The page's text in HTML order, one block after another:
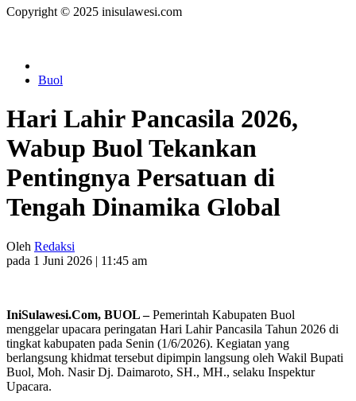
Copyright © 2025 inisulawesi.com
Buol
Hari Lahir Pancasila 2026,
Wabup Buol Tekankan
Pentingnya Persatuan di
Tengah Dinamika Global
Oleh Redaksi
pada 1 Juni 2026 | 11:45 am
IniSulawesi.Com, BUOL –Pemerintah Kabupaten Buol
menggelar upacara peringatan Hari Lahir Pancasila Tahun 2026 di
tingkat kabupaten pada Senin (1/6/2026). Kegiatan yang
berlangsung khidmat tersebut dipimpin langsung oleh Wakil Bupati
Buol, Moh. Nasir Dj. Daimaroto, SH., MH., selaku Inspektur
Upacara.